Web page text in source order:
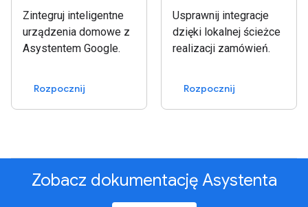
Zintegruj inteligentne
urządzenia domowe z
Asystentem Google.
Rozpocznij
Usprawnij integracje
dzięki lokalnej ścieżce
realizacji zamówień.
Rozpocznij
Zobacz dokumentację Asystenta